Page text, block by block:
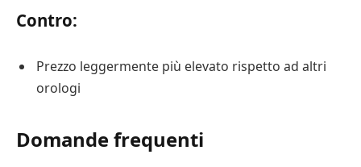
Contro:
Prezzo leggermente più elevato rispetto ad altri
orologi
Domande frequenti